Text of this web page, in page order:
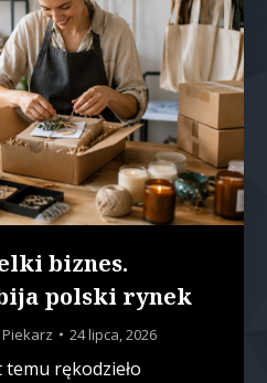
biznes.
polski rynek
24 lipca, 2026
temu rękodzieło